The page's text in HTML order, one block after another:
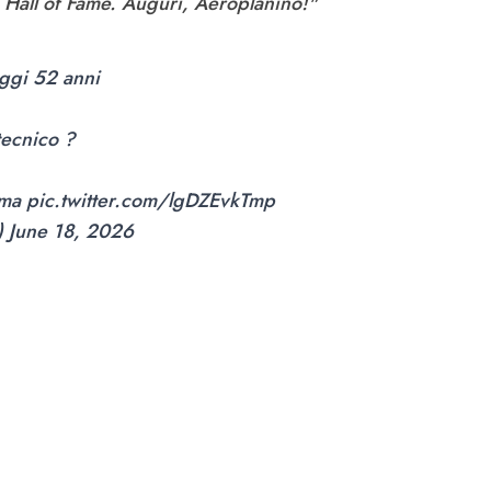
52 anni
?
pic.twitter.com/lgDZEvkTmp
June 18, 2026